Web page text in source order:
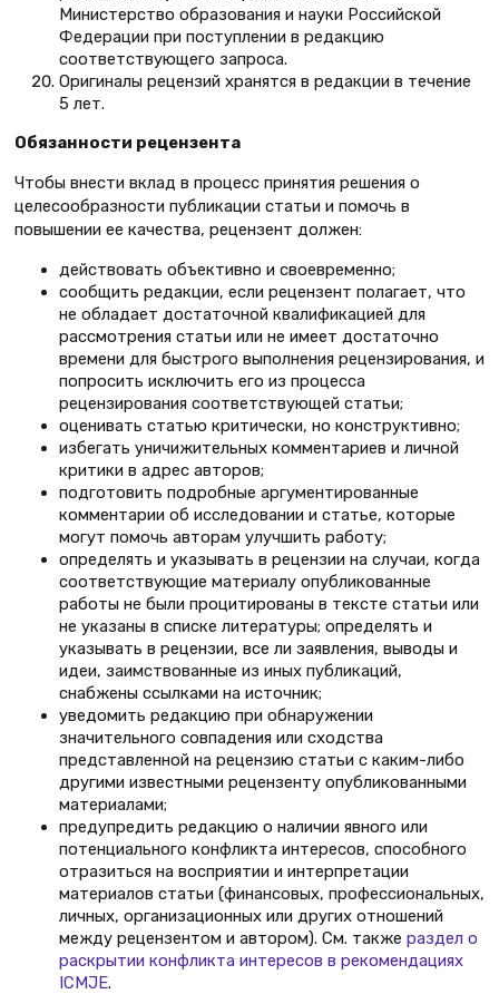
Министерство образования и науки Российской
Федерации при поступлении в редакцию
соответствующего запроса.
Оригиналы рецензий хранятся в редакции в течение
5 лет.
Обязанности рецензента
Чтобы внести вклад в процесс принятия решения о
целесообразности публикации статьи и помочь в
повышении ее качества, рецензент должен:
действовать объективно и своевременно;
сообщить редакции, если рецензент полагает, что
не обладает достаточной квалификацией для
рассмотрения статьи или не имеет достаточно
времени для быстрого выполнения рецензирования, и
попросить исключить его из процесса
рецензирования соответствующей статьи;
оценивать статью критически, но конструктивно;
избегать уничижительных комментариев и личной
критики в адрес авторов;
подготовить подробные аргументированные
комментарии об исследовании и статье, которые
могут помочь авторам улучшить работу;
определять и указывать в рецензии на случаи, когда
соответствующие материалу опубликованные
работы не были процитированы в тексте статьи или
не указаны в списке литературы; определять и
указывать в рецензии, все ли заявления, выводы и
идеи, заимствованные из иных публикаций,
снабжены ссылками на источник;
уведомить редакцию при обнаружении
значительного совпадения или сходства
представленной на рецензию статьи с каким-либо
другими известными рецензенту опубликованными
материалами;
предупредить редакцию о наличии явного или
потенциального конфликта интересов, способного
отразиться на восприятии и интерпретации
материалов статьи (финансовых, профессиональных,
личных, организационных или других отношений
между рецензентом и автором). См. также раздел о
раскрытии конфликта интересов в рекомендациях
ICMJE.